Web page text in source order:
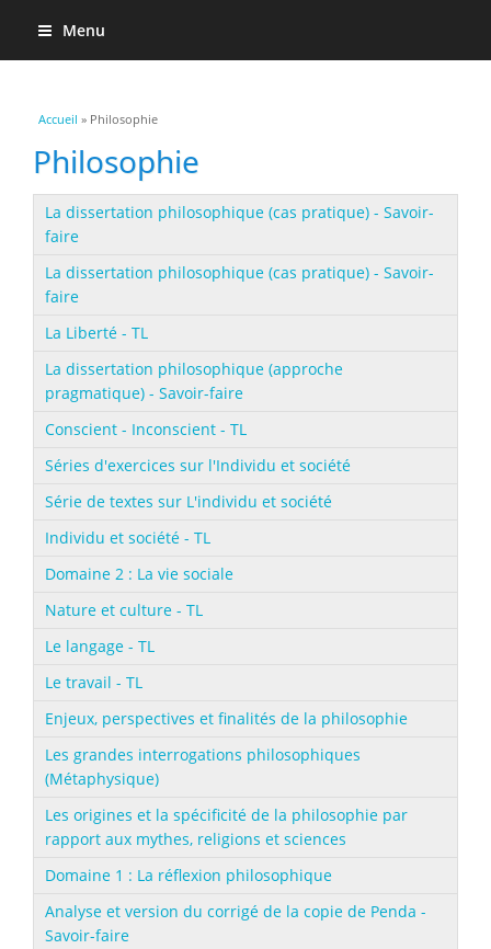
Menu
Vous êtes ici
Accueil » Philosophie
Philosophie
La dissertation philosophique (cas pratique) - Savoir-
faire
La dissertation philosophique (cas pratique) - Savoir-
faire
La Liberté - TL
La dissertation philosophique (approche
pragmatique) - Savoir-faire
Conscient - Inconscient - TL
Séries d'exercices sur l'Individu et société
Série de textes sur L'individu et société
Individu et société - TL
Domaine 2 : La vie sociale
Nature et culture - TL
Le langage - TL
Le travail - TL
Enjeux, perspectives et finalités de la philosophie
Les grandes interrogations philosophiques
(Métaphysique)
Les origines et la spécificité de la philosophie par
rapport aux mythes, religions et sciences
Domaine 1 : La réflexion philosophique
Analyse et version du corrigé de la copie de Penda -
Savoir-faire